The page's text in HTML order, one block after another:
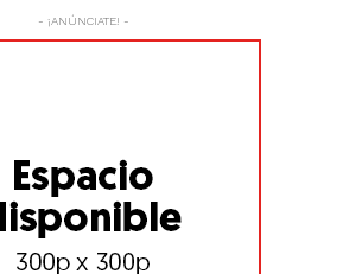
- ¡ANÚNCIATE! -